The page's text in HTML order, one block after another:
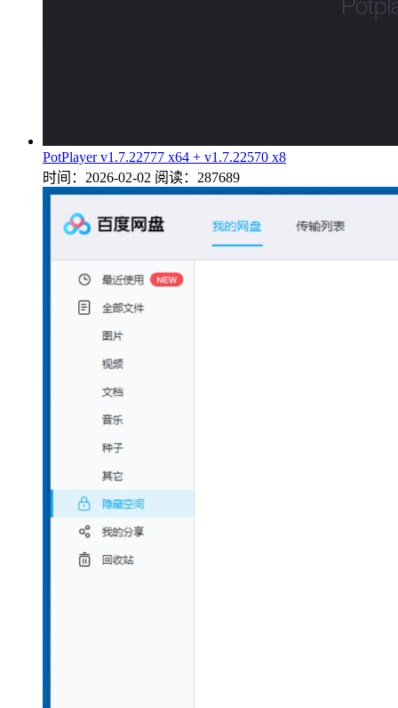
PotPlayer v1.7.22777 x64 + v1.7.22570 x8
时间：2026-02-02 阅读：287689